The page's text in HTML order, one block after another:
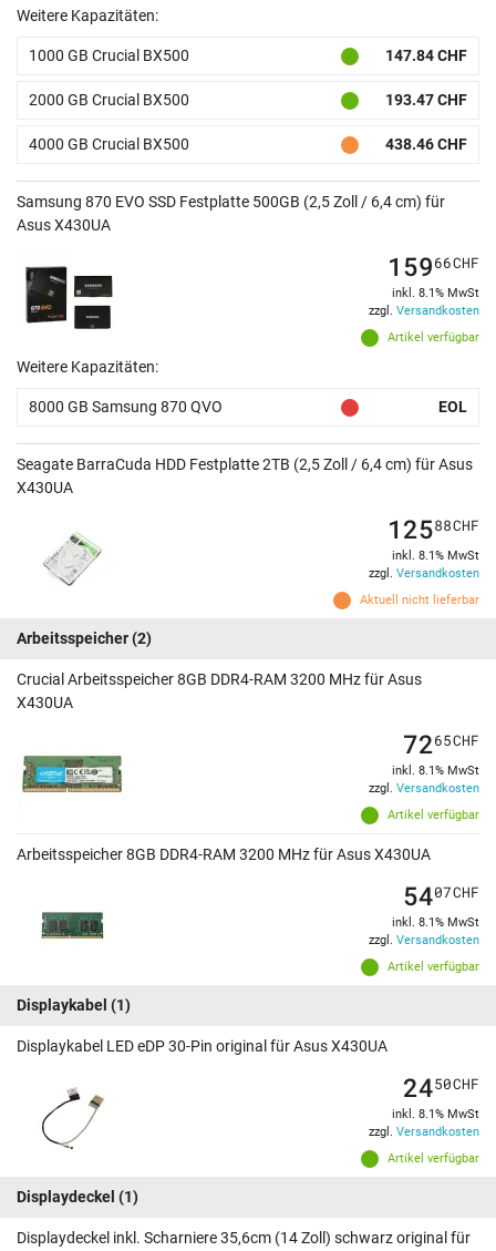
Weitere Kapazitäten:
1000 GB Crucial BX500 147.84 CHF
2000 GB Crucial BX500 193.47 CHF
4000 GB Crucial BX500 438.46 CHF
Samsung 870 EVO SSD Festplatte 500GB (2,5 Zoll / 6,4 cm) für
Asus X430UA
Artikel verfügbar
15966CHF
inkl. 8.1% MwSt
zzgl. Versandkosten
Weitere Kapazitäten:
8000 GB Samsung 870 QVO EOL
Seagate BarraCuda HDD Festplatte 2TB (2,5 Zoll / 6,4 cm) für Asus
X430UA
Aktuell nicht lieferbar
12588CHF
inkl. 8.1% MwSt
zzgl. Versandkosten
Arbeitsspeicher(2)
Crucial Arbeitsspeicher 8GB DDR4-RAM 3200 MHz für Asus
X430UA
Artikel verfügbar
7265CHF
inkl. 8.1% MwSt
zzgl. Versandkosten
Arbeitsspeicher 8GB DDR4-RAM 3200 MHz für Asus X430UA
Artikel verfügbar
5407CHF
inkl. 8.1% MwSt
zzgl. Versandkosten
Displaykabel (1)
Displaykabel LED eDP 30-Pin original für Asus X430UA
Artikel verfügbar
2450CHF
inkl. 8.1% MwSt
zzgl. Versandkosten
Displaydeckel (1)
Displaydeckel inkl. Scharniere 35,6cm (14 Zoll) schwarz original für